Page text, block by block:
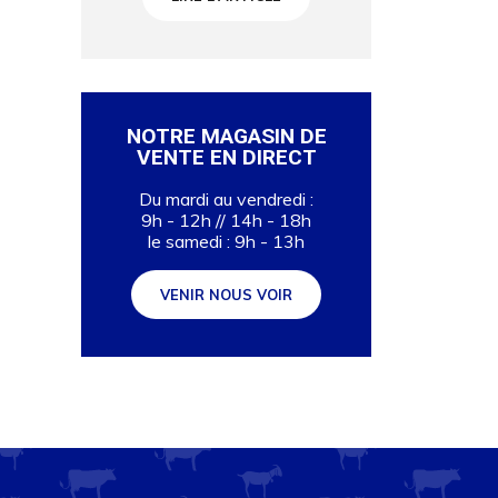
NOTRE MAGASIN DE
VENTE EN DIRECT
Du mardi au vendredi :
9h - 12h // 14h - 18h
le samedi : 9h - 13h
VENIR NOUS VOIR